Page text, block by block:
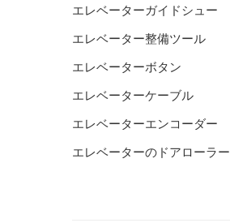
エレベーターガイドシュー
エレベーター整備ツール
エレベーターボタン
エレベーターケーブル
エレベーターエンコーダー
エレベーターのドアローラー